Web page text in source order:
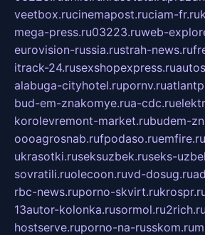
veetbox.rucinemapost.ruciam-fr.ru
mega-press.ru03223.ruweb-
eurovision-russia.rustrah-news.ru
itrack-24.rusexshopexpress.ru
alabuga-cityhotel.rupornv.ru
bud-em-znakomye.rua-cdc.ru
korolevremont-market.rubudem-
oooagrosnab.rufpodaso.ruemfire.ru
ukrasotki.ruseksuzbek.ruseks-
sovratili.ruolecoon.ruvd-dosug.ru
rbc-news.ruporno-skvirt.ru
13autor-kolonka.rusormol.ru2rich.ru
hostserve.ruporno-na-russkom.ru